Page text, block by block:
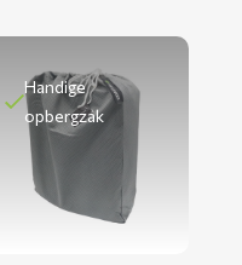
Handige
opbergzak